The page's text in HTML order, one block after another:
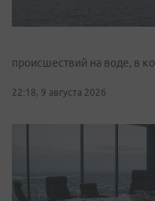
происшествий на воде, в
22:18, 9 августа 2026